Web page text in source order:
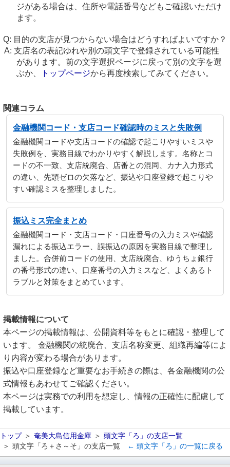
ジがある場合は、住所や電話番号などもご確認いただけ
ます。
目的の支店が見つからない場合はどうすればよいですか？
支店名の表記ゆれや別の頭文字で登録されている可能性
があります。前の文字選択ページに戻って別の文字を選
ぶか、
トップページから再度検索してみてください。
関連コラム
金融機関コード・支店コード確認時のミスと失敗例
金融機関コードや支店コードの確認で起こりやすいミスや
失敗例を、実務目線でわかりやすく解説します。名称とコ
ードの不一致、支店統廃合、店番との混同、カナ入力形式
の違い、先頭ゼロの欠落など、振込や口座登録で起こりや
すい確認ミスを整理しました。
振込ミス完全まとめ
金融機関コード・支店コード・口座番号の入力ミスや確認
漏れによる振込エラー、誤振込の原因を実務目線で整理し
ました。合併前コードの使用、支店統廃合、ゆうちょ銀行
の番号形式の違い、口座番号の入力ミスなど、よくあるト
ラブルと対策をまとめています。
掲載情報について
本ページの掲載情報は、公開資料等をもとに確認・整理して
います。 金融機関の統廃合、支店名称変更、組織再編等によ
り内容が変わる場合があります。
振込や口座登録など重要なお手続きの際は、各金融機関の公
式情報もあわせてご確認ください。
本ページは実務での利用を想定し、情報の正確性に配慮して
掲載しています。
トップ 奄美大島信用金庫
頭文字「ろ」の支店一覧
頭文字「ろ＋さ～そ」の支店一覧
← 頭文字「ろ」の一覧に戻る